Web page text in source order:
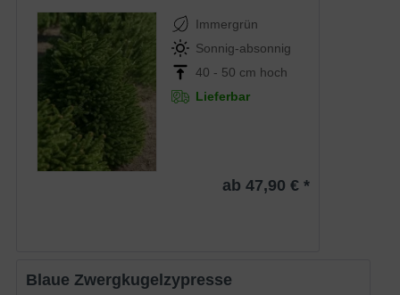
Immergrün
Sonnig-absonnig
40 - 50 cm hoch
Lieferbar
ab 47,90 € *
Blaue Zwergkugelzypresse